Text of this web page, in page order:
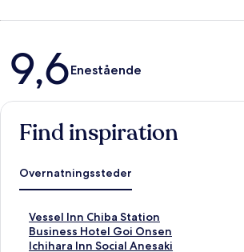
Anmeldelser
9,6Enestående
Find inspiration
Overnatningssteder
Vessel Inn Chiba Station
L
i
n
Business Hotel Goi Onsen
L
iIchihara Inn Social Anesaki
L